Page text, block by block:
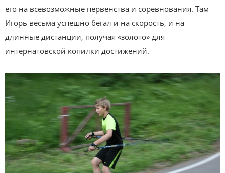
его на всевозможные первенства и соревнования. Там
Игорь весьма успешно бегал и на скорость, и на
длинные дистанции, получая «золото» для
интернатовской копилки достижений.